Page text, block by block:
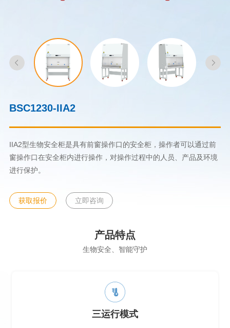
BSC1230-IIA2
IIA2型生物安全柜是具有前窗操作口的安全柜，操作者可以通过前
窗操作口在安全柜内进行操作，对操作过程中的人员、产品及环境
进行保护。
获取报价 立即咨询
产品特点
生物安全、智能守护
三运行模式